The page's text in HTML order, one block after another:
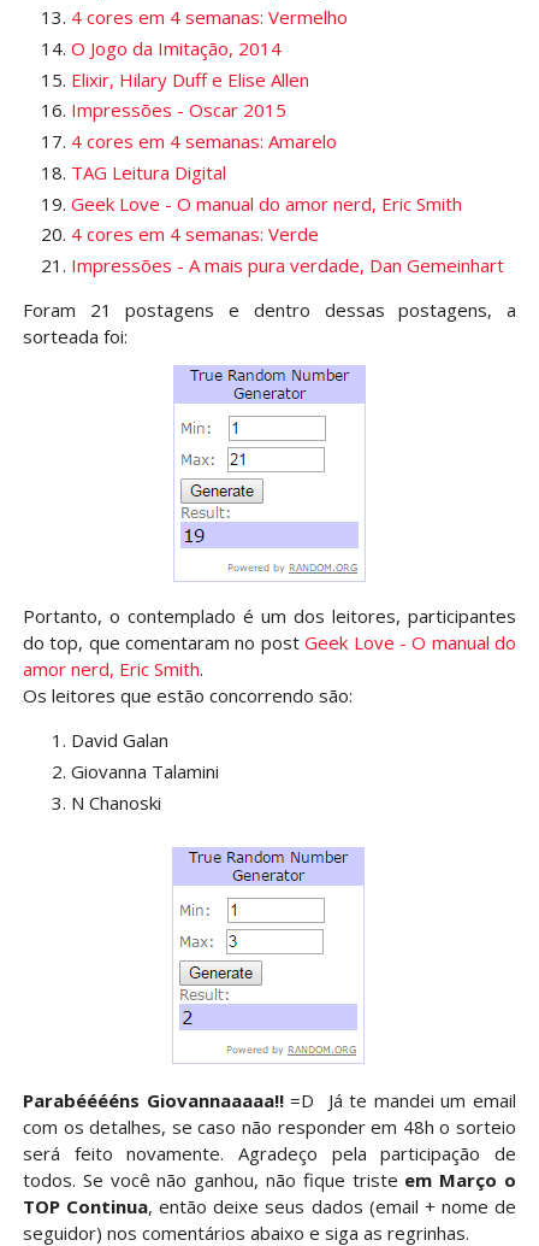
4 cores em 4 semanas: Vermelho
O Jogo da Imitação, 2014
Elixir, Hilary Duff e Elise Allen
Impressões - Oscar 2015
4 cores em 4 semanas: Amarelo
TAG Leitura Digital
Geek Love - O manual do amor nerd, Eric Smith
4 cores em 4 semanas: Verde
Impressões - A mais pura verdade, Dan Gemeinhart
Foram 21 postagens e dentro dessas postagens, a
sorteada foi:
Portanto, o contemplado é um dos leitores, participantes
do top, que comentaram no postGeek Love - O manual do
amor nerd, Eric Smith.
Os leitores que estão concorrendo são:
David Galan
Giovanna Talamini
N Chanoski
Parabééééns Giovannaaaaa!!=D Já te mandei um email
com os detalhes, se caso não responder em 48h o sorteio
será feito novamente. Agradeço pela participação de
todos. Se você não ganhou, não fique triste em Março o
TOP Continua, então deixe seus dados (email + nome de
seguidor) nos comentários abaixo e siga as regrinhas.